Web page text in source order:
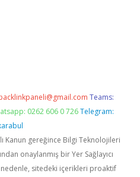
Teams:
0262 606 0 726 Telegram:
Kanun gereğince Bilgi Teknolojileri
onaylanmış bir Yer Sağlayıcı
sitedeki içerikleri proaktif